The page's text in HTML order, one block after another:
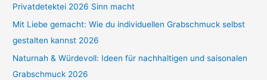
Privatdetektei 2026 Sinn macht
Mit Liebe gemacht: Wie du individuellen Grabschmuck selbst
gestalten kannst 2026
Naturnah & Würdevoll: Ideen für nachhaltigen und saisonalen
Grabschmuck 2026